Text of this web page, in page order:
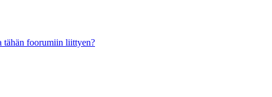
tähän foorumiin liittyen?